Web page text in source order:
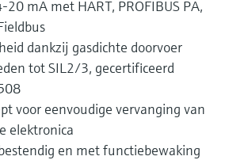
20 mA met HART, PROFIBUS PA,
dankzij gasdichte doorvoer
tot SIL2/3, gecertificeerd
voor eenvoudige vervanging van
elektronica
en met functiebewaking